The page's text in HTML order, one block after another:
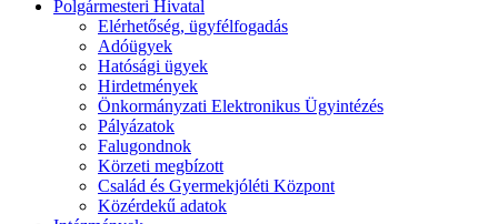
Polgármesteri Hivatal
Elérhetőség, ügyfélfogadás
Adóügyek
Hatósági ügyek
Hirdetmények
Önkormányzati Elektronikus Ügyintézés
Pályázatok
Falugondnok
Körzeti megbízott
Család és Gyermekjóléti Központ
Közérdekű adatok